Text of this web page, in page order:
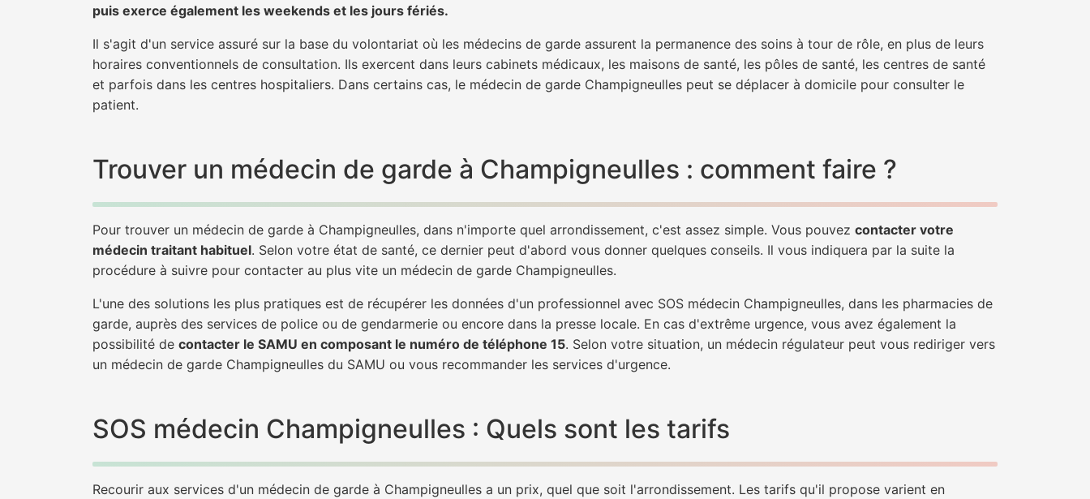
puis exerce également les weekends et les jours fériés.
Il s'agit d'un service assuré sur la base du volontariat où les médecins de garde assurent la permanence des soins à tour de rôle, en plus de leurs
horaires conventionnels de consultation. Ils exercent dans leurs cabinets médicaux, les maisons de santé, les pôles de santé, les centres de santé
et parfois dans les centres hospitaliers. Dans certains cas, le médecin de garde Champigneulles peut se déplacer à domicile pour consulter le
patient.
Trouver un médecin de garde à Champigneulles : comment faire ?
Pour trouver un médecin de garde à Champigneulles, dans n'importe quel arrondissement, c'est assez simple. Vous pouvez contacter votre
médecin traitant habituel. Selon votre état de santé, ce dernier peut d'abord vous donner quelques conseils. Il vous indiquera par la suite la
procédure à suivre pour contacter au plus vite un médecin de garde Champigneulles.
L'une des solutions les plus pratiques est de récupérer les données d'un professionnel avec SOS médecin Champigneulles, dans les pharmacies de
garde, auprès des services de police ou de gendarmerie ou encore dans la presse locale. En cas d'extrême urgence, vous avez également la
possibilité de contacter le SAMU en composant le numéro de téléphone 15. Selon votre situation, un médecin régulateur peut vous rediriger vers
un médecin de garde Champigneulles du SAMU ou vous recommander les services d'urgence.
SOS médecin Champigneulles : Quels sont les tarifs
Recourir aux services d'un médecin de garde à Champigneulles a un prix, quel que soit l'arrondissement. Les tarifs qu'il propose varient en